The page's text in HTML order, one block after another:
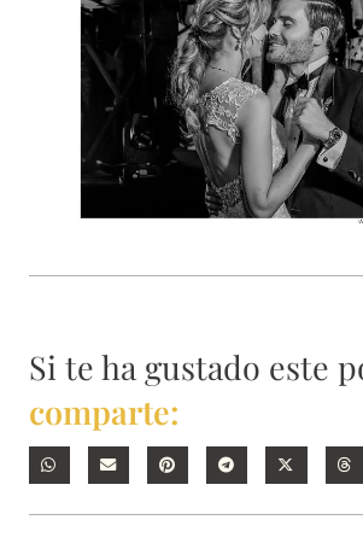
Si te ha gustado este
comparte: